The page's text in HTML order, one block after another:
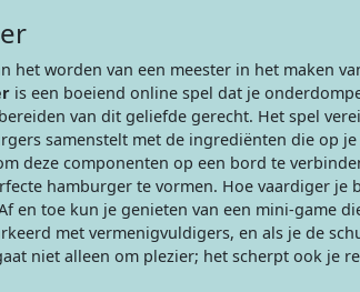
het worden van een meester in het maken
is een boeiend online spel dat je
van dit geliefde gerecht. Het spel
samenstelt met de ingrediënten die op je
deze componenten op een bord te
hamburger te vormen. Hoe vaardiger je
en toe kun je genieten van een mini-game
met vermenigvuldigers, en als je de
niet alleen om plezier; het scherpt ook je